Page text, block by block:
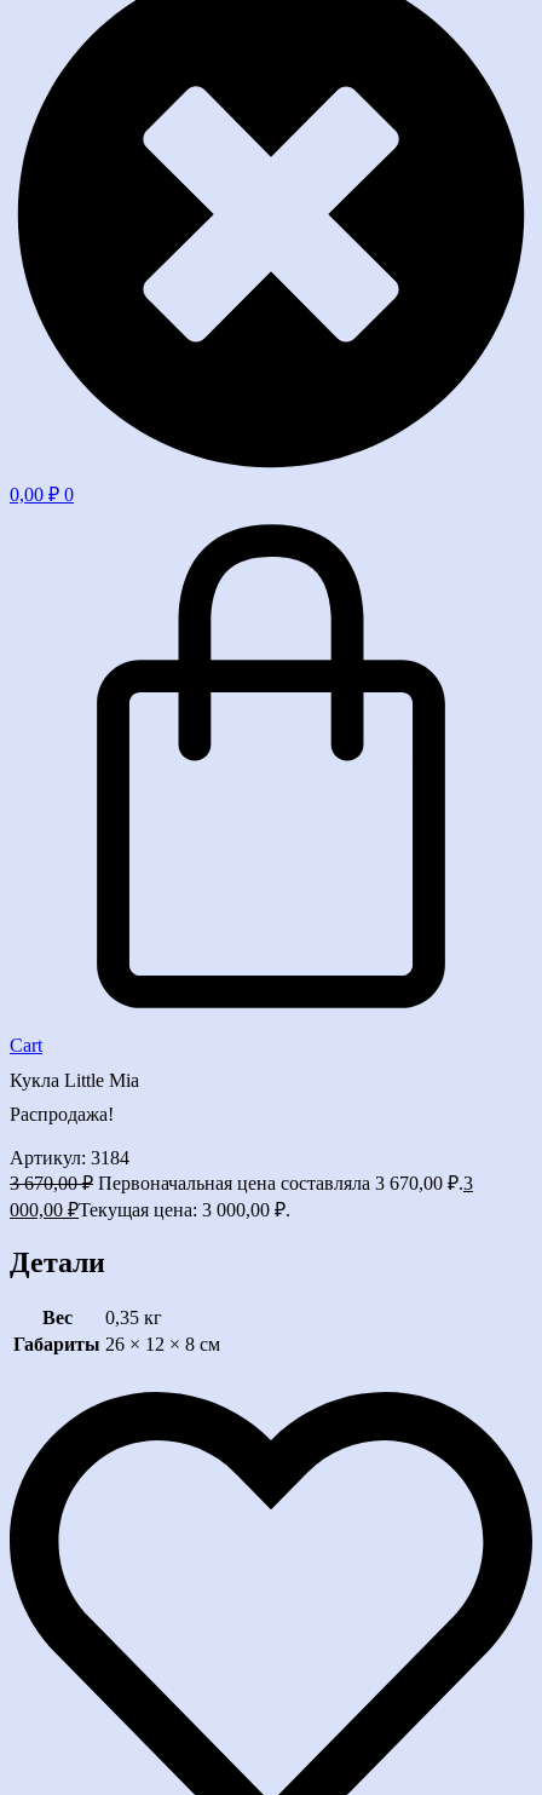
0,00 ₽ 0
Cart
Кукла Little Mia
Распродажа!
Артикул: 3184
3 670,00₽ Первоначальная цена составляла 3 670,00 ₽.3
000,00 ₽Текущая цена: 3 000,00 ₽.
Детали
Вес
0,35 кг
Габариты 26 × 12 × 8 см